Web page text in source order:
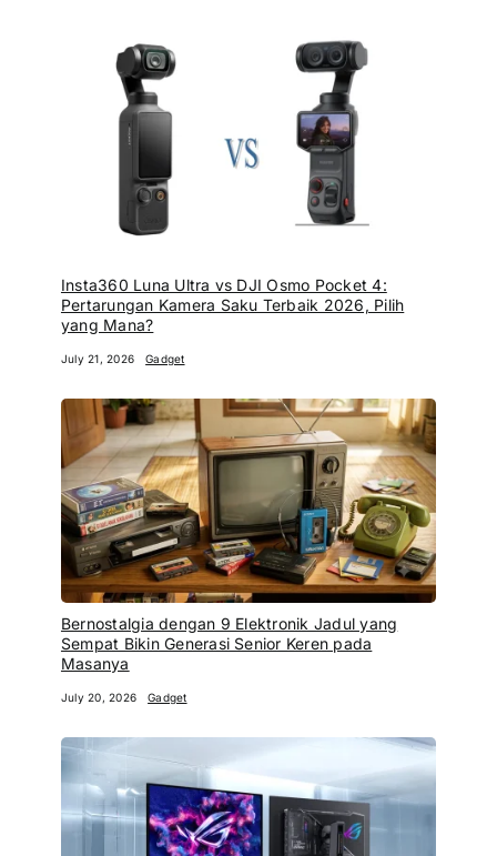
Insta360 Luna Ultra vs DJI Osmo Pocket 4:
Pertarungan Kamera Saku Terbaik 2026, Pilih
yang Mana?
July 21, 2026 Gadget
Bernostalgia dengan 9 Elektronik Jadul yang
Sempat Bikin Generasi Senior Keren pada
Masanya
July 20, 2026 Gadget